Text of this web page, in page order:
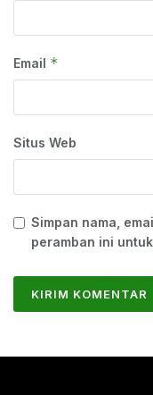
Email *
Situs Web
Simpan nama,
peramban ini